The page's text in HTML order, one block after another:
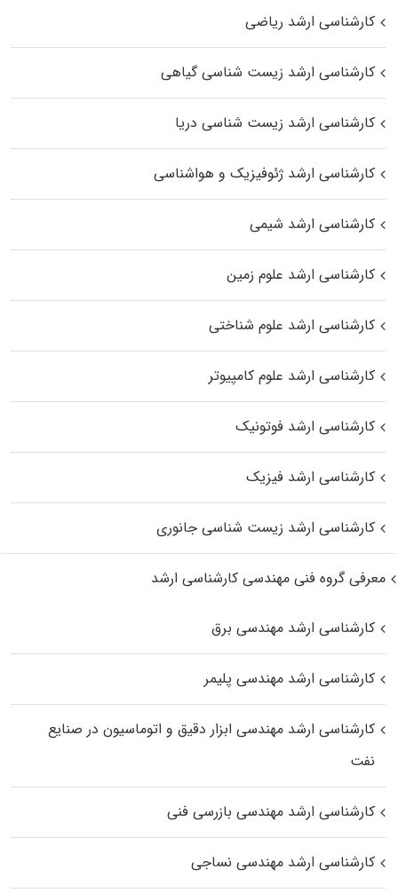
کارشناسی ارشد ریاضی
کارشناسی ارشد زیست‌ شناسی گیاهی
کارشناسی ارشد زیست‌ شناسی دریا
کارشناسی ارشد ژئوفیزیک و هواشناسی
کارشناسی ارشد شیمی
کارشناسی ارشد علوم زمین
کارشناسی ارشد علوم شناختی
کارشناسی ارشد علوم کامپیوتر
کارشناسی ارشد فوتونیک
کارشناسی ارشد فیزیک
کارشناسی ارشد زیست‌ شناسی جانوری
معرفی گروه فنی مهندسی کارشناسی ارشد
کارشناسی ارشد مهندسی برق
کارشناسی ارشد مهندسی پلیمر
کارشناسی ارشد مهندسی ابزار دقیق و اتوماسیون در صنایع
نفت
کارشناسی ارشد مهندسی بازرسی فنی
کارشناسی ارشد مهندسی نساجی